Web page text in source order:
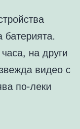
батерията.
на други
видео с
по-леки